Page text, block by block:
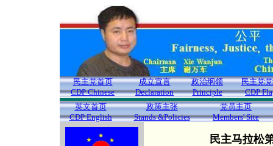
民主党首页
CDP Chinese
成立宣言
Declaration
政治纲领
Principle
民主党
CDP
英文首页
CDP English
政策主张
Stands &Policies
党员主页
Members' Site
民主马拉松